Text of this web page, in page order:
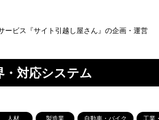
ビス『サイト引越し屋さん』の企画・運営
・対応システム
人材 製造業 自動車・バイク 工業